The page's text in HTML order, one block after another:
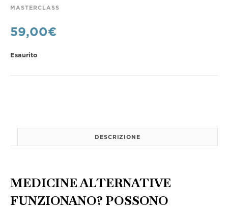
MASTERCLASS
59,00€
Esaurito
DESCRIZIONE
MEDICINE ALTERNATIVE
FUNZIONANO? POSSONO